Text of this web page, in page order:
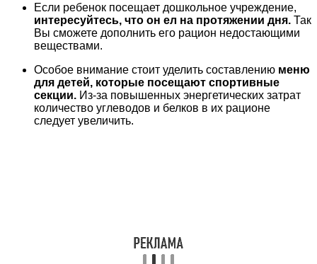
Если ребенок посещает дошкольное учреждение,
интересуйтесь, что он ел на протяжении дня. Так
Вы сможете дополнить его рацион недостающими
веществами.
Особое внимание стоит уделить составлению меню
для детей, которые посещают спортивные
секции. Из-за повышенных энергетических затрат
количество углеводов и белков в их рационе
следует увеличить.